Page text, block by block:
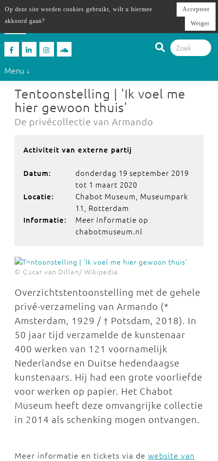
Menu ↓
Tentoonstelling | 'Ik voel me
hier gewoon thuis'
De privécollectie van Armando
Activiteit van externe partij
Datum:
donderdag 19 september 2019
tot 1 maart 2020
Locatie:
Chabot Museum, Museumpark
11, Rotterdam
Informatie:
Meer informatie op
chabotmuseum.nl
© Oscar van Dillen/ Wikipedia
Overzichtstentoonstelling met de gehele
privé-verzameling van Armando (*
Amsterdam, 1929 / † Potsdam, 2018). In
50 jaar tijd verzamelde de kunstenaar
400 werken van 121 voornamelijk
Nederlandse en Duitse hedendaagse
kunstenaars. Hij had een grote voorliefde
voor werken op papier. Het Chabot
Museum heeft deze omvangrijke collectie
in 2014 als schenking mogen ontvangen.
Meer informatie en tickets via de website van
Op deze site worden cookies gebruikt, wilt u hiermee
akkoord gaan?
Accepteer
Weiger